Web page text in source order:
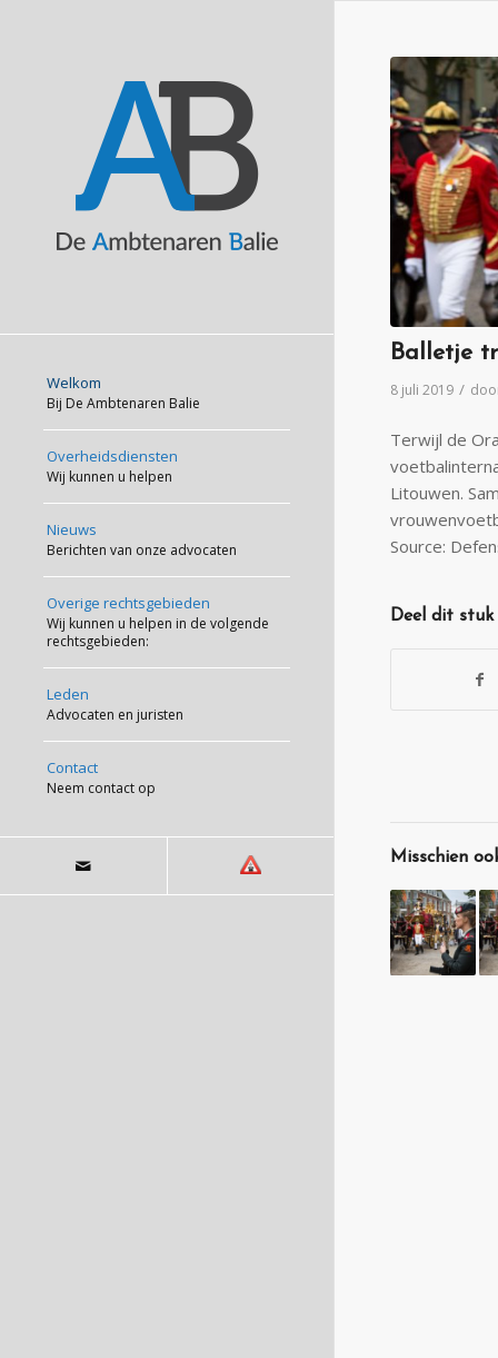
Welkom
Bij De Ambtenaren Balie
Overheidsdiensten
Wij kunnen u helpen
Nieuws
Berichten van onze advocaten
Overige rechtsgebieden
Wij kunnen u helpen in de volgende
rechtsgebieden:
Leden
Advocaten en juristen
Contact
Neem contact op
Balletje
8 juli 2019 /
Terwijl de
Litouwen.
Source:
Deel dit stuk
Misschien